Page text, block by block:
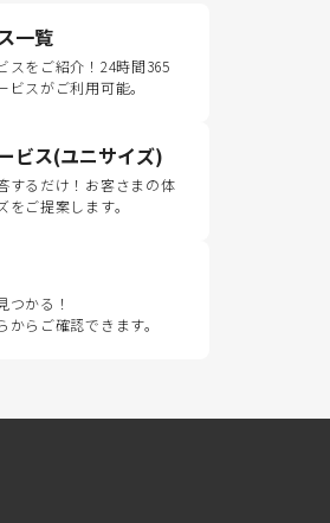
一覧
スをご紹介！24時間365
スがご利用可能。
ビス(ユニサイズ)
するだけ！お客さまの体
ご提案します。
つかる！
らご確認できます。